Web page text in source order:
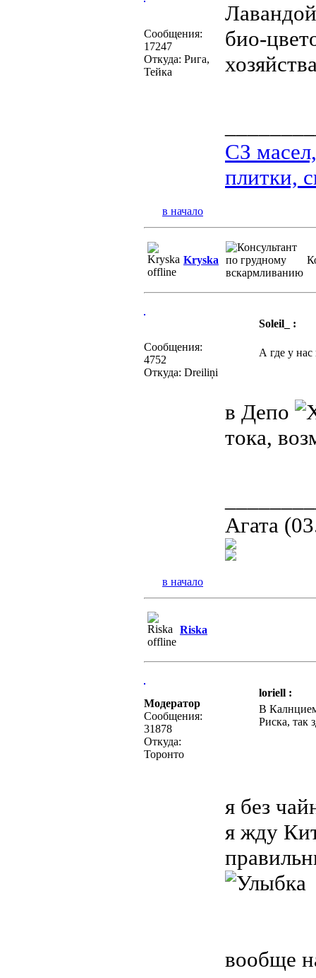
Сообщения:
17247
Откуда: Рига,
Тейка
био-
СЗ
плитки,
в начало
Kryska
Сообщения:
4752
Откуда: Dreiliņi
Soleil_ :
А где у нас
в Депо
тока,
Агата
в начало
Riska
Модератор
Сообщения:
31878
Откуда:
Торонто
loriell :
В
Риска, так
я без
я жду
вообще